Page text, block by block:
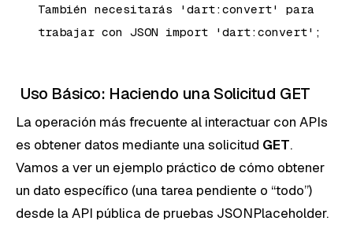
También necesitarás 'dart:convert' para
trabajar con JSON import 'dart:convert';
Uso Básico: Haciendo una Solicitud GET
La operación más frecuente al interactuar con APIs
es obtener datos mediante una solicitud GET.
Vamos a ver un ejemplo práctico de cómo obtener
un dato específico (una tarea pendiente o “todo”)
desde la API pública de pruebas JSONPlaceholder.